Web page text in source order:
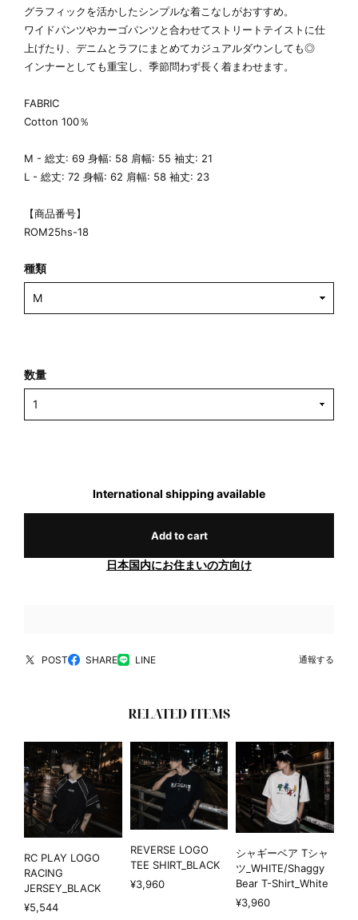
グラフィックを活かしたシンプルな着こなしがおすすめ。
ワイドパンツやカーゴパンツと合わせてストリートテイストに仕
上げたり、デニムとラフにまとめてカジュアルダウンしても◎
インナーとしても重宝し、季節問わず長く着まわせます。
FABRIC
Cotton 100％
M - 総丈: 69 身幅: 58 肩幅: 55 袖丈: 21
L - 総丈: 72 身幅: 62 肩幅: 58 袖丈: 23
【商品番号】
ROM25hs-18
種類
数量
International shipping available
Add to cart
日本国内にお住まいの方向け
POST SHARE LINE 通報する
RELATED ITEMS
RC PLAY LOGO
RACING
JERSEY_BLACK
¥5,544
REVERSE LOGO
TEE SHIRT_BLACK
¥3,960
シャギーベア Tシャ
ツ_WHITE/Shaggy
Bear T-Shirt_White
¥3,960